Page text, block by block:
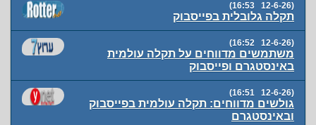
(12-6-26 16:53)
תקלה גלובלית בפייסבוק
(12-6-26 16:52)
משתמשים מדווחים על תקלה עולמית
באינסטגרם ופייסבוק
(12-6-26 16:51)
גולשים מדווחים: תקלה עולמית בפייסבוק
ובאינסטגרם